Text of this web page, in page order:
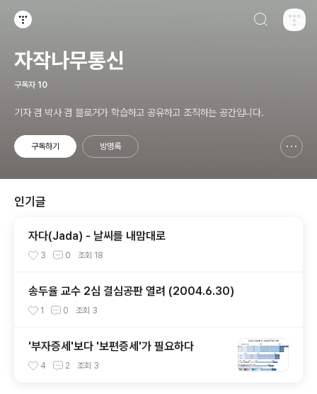
자작나무통신
구독자 10
기자 겸 박사 겸 블로거가 학습하고 공유하고 조직하는 공간입니다.
구독하기 방명록
인기글
자다(Jada) - 날씨를 내맘대로
3 0 조회 18
송두율 교수 2심 결심공판 열려 (2004.6.30)
1 0 조회 3
'부자증세'보다 '보편증세'가 필요하다
4 2 조회 3